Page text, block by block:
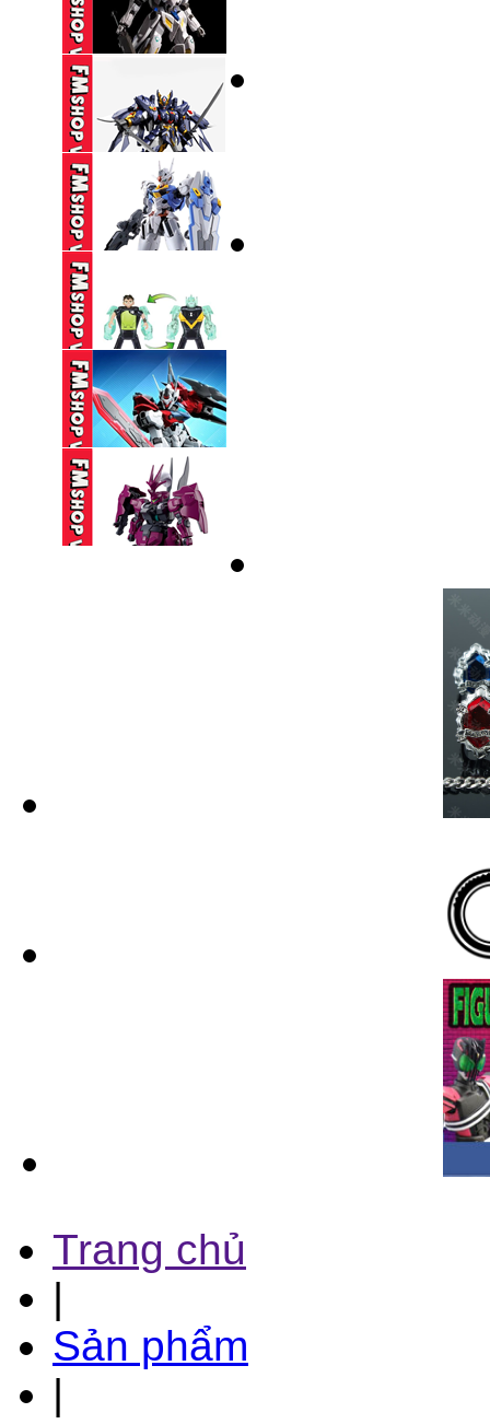
650,000 VND
DX ZEZTZ LICENSE
350,000 VND
(NOBOX-THIẾU PART-
SƠN LẠI) HG ...
270,000 VND
(NOBOX THIẾU PK
TAY) SEMBO ...
160,000 VND
(NOBOX) HG 1/144
GUNDAM AERIAL ...
330,000 VND
(NOBOX) PLAYMATES
BEN 10 ...
350,000 VND
(NOBOX) SEMBO
BLOCK HEAVENLY ...
Trang chủ
|
Sản phẩm
|